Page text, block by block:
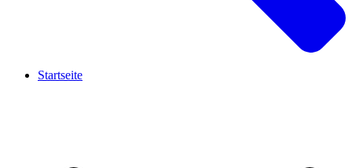
Startseite